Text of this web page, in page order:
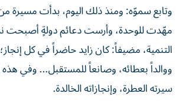
وتابع سموّه: ومنذ ذلك اليوم، بدأت مسيرة
مهّدت للوحدة، وأرست دعائم دولةٍ أصبحت
التنمية، مضيفاً: كان زايد حاضراً في كل إنجاز؛
ووالداً بعطائه، وصانعاً للمستقبل... وفي
سيرته العطرة، وإنجازاته الخالدة.